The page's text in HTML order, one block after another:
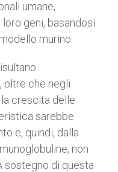
umane,
geni, basandosi
murino.
oltre che negli
la crescita delle
sarebbe
e, quindi, dalla
non
sostegno di questa